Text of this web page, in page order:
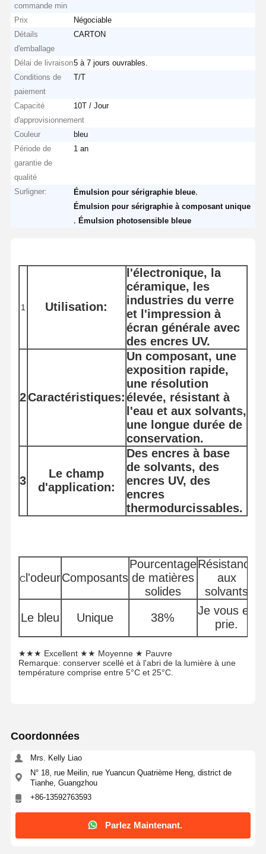
Produits
commande min
Prix
Négociable
Détails
d'emballage
CARTON
Délai de livraison5 à 7 jours ouvrables.
Conditions de
paiement
T/T
Capacité
d'approvisionnement
10T / Jour
Couleur
bleu
Période de
garantie de
qualité
1 an
Surligner: Émulsion pour sérigraphie bleue
Émulsion pour sérigraphie à composant unique
,Émulsion photosensible bleue
1 Utilisation:
l'électronique, la
céramique, les
industries du verre
et l'impression à
écran générale avec
des encres UV.
2Caractéristiques:
Un composant, une
exposition rapide,
une résolution
élevée, résistant à
l'eau et aux solvants,
une longue durée de
conservation.
3
Le champ
d'application:
Des encres à base
de solvants, des
encres UV, des
encres
thermodurcissables.
Cl'odeurComposants
Pourcentage
de matières
solides
Résistance
aux
solvants
Le bleu Unique 38%
Je vous en
prie.
★★★ Excellent ★★ Moyenne ★ Pauvre
Remarque: conserver scellé et à l'abri de la lumière à une
température comprise entre 5°C et 25°C.
Coordonnées
Mrs. Kelly Liao
N° 18, rue Meilin, rue Yuancun Quatrième Heng, district de
Tianhe, Guangzhou
+86-13592763593
Parlez Maintenant.